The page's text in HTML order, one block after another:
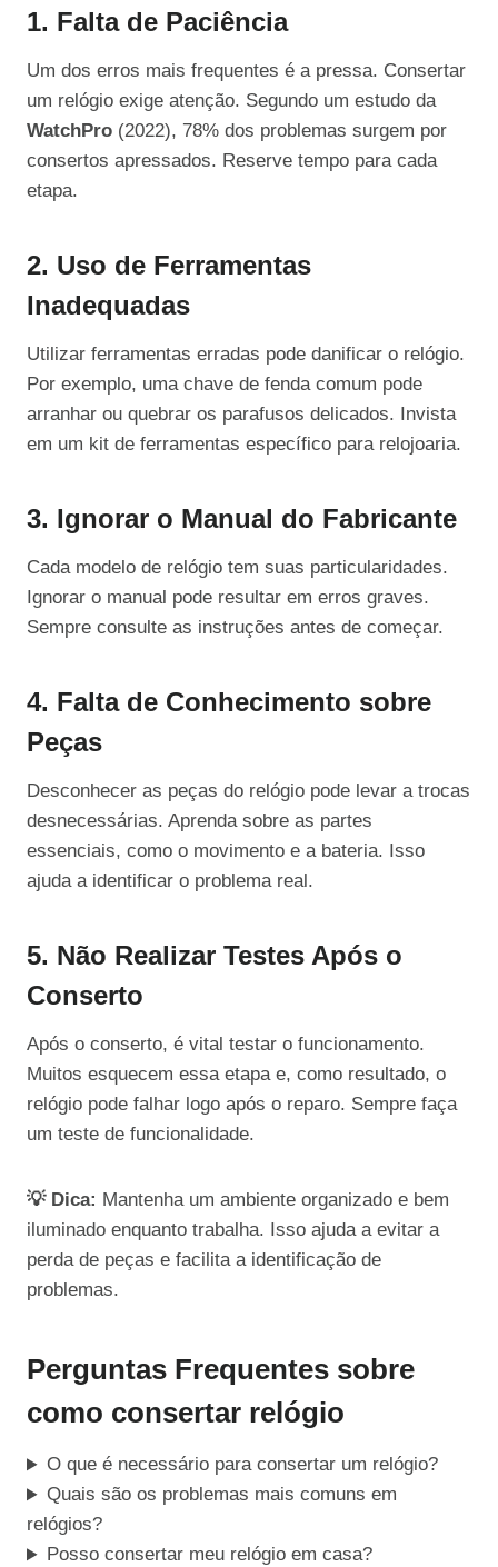
1. Falta de Paciência
Um dos erros mais frequentes é a pressa. Consertar
um relógio exige atenção. Segundo um estudo da
WatchPro (2022), 78% dos problemas surgem por
consertos apressados. Reserve tempo para cada
etapa.
2. Uso de Ferramentas
Inadequadas
Utilizar ferramentas erradas pode danificar o relógio.
Por exemplo, uma chave de fenda comum pode
arranhar ou quebrar os parafusos delicados. Invista
em um kit de ferramentas específico para relojoaria.
3. Ignorar o Manual do Fabricante
Cada modelo de relógio tem suas particularidades.
Ignorar o manual pode resultar em erros graves.
Sempre consulte as instruções antes de começar.
4. Falta de Conhecimento sobre
Peças
Desconhecer as peças do relógio pode levar a trocas
desnecessárias. Aprenda sobre as partes
essenciais, como o movimento e a bateria. Isso
ajuda a identificar o problema real.
5. Não Realizar Testes Após o
Conserto
Após o conserto, é vital testar o funcionamento.
Muitos esquecem essa etapa e, como resultado, o
relógio pode falhar logo após o reparo. Sempre faça
um teste de funcionalidade.
💡 Dica: Mantenha um ambiente organizado e bem
iluminado enquanto trabalha. Isso ajuda a evitar a
perda de peças e facilita a identificação de
problemas.
Perguntas Frequentes sobre
como consertar relógio
O que é necessário para consertar um relógio?
Quais são os problemas mais comuns em
relógios?
Posso consertar meu relógio em casa?